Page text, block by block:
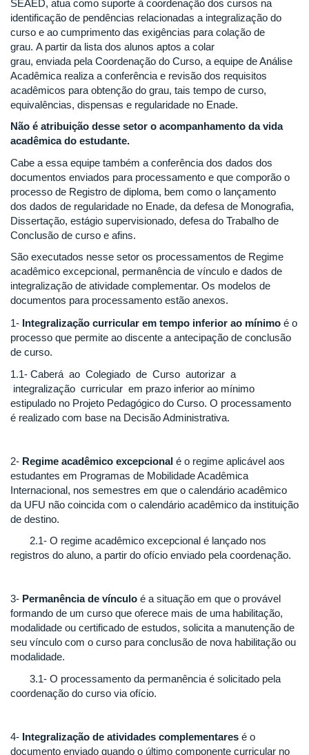
SEAED, atua como suporte à coordenação dos cursos na
identificação de pendências relacionadas a integralização do
curso e ao cumprimento das exigências para colação de
grau. A partir da lista dos alunos aptos a colar
grau, enviada pela Coordenação do Curso, a equipe de Análise
Acadêmica realiza a conferência e revisão dos requisitos
acadêmicos para obtenção do grau, tais tempo de curso,
equivalências, dispensas e regularidade no Enade.
Não é atribuição desse setor o acompanhamento da vida
acadêmica do estudante.
Cabe a essa equipe também a conferência dos dados dos
documentos enviados para processamento e que comporão o
processo de Registro de diploma, bem como o lançamento
dos dados de regularidade no Enade, da defesa de Monografia,
Dissertação, estágio supervisionado, defesa do Trabalho de
Conclusão de curso e afins.
São executados nesse setor os processamentos de Regime
acadêmico excepcional, permanência de vínculo e dados de
integralização de atividade complementar. Os modelos de
documentos para processamento estão anexos.
1- Integralização curricular em tempo inferior ao mínimo é o
processo que permite ao discente a antecipação de conclusão
de curso.
1.1- Caberá ao Colegiado de Curso autorizar a
integralização curricular em prazo inferior ao mínimo
estipulado no Projeto Pedagógico do Curso. O processamento
é realizado com base na Decisão Administrativa.
2- Regime acadêmico excepcional é o regime aplicável aos
estudantes em Programas de Mobilidade Acadêmica
Internacional, nos semestres em que o calendário acadêmico
da UFU não coincida com o calendário acadêmico da instituição
de destino.
2.1- O regime acadêmico excepcional é lançado nos
registros do aluno, a partir do ofício enviado pela coordenação.
3- Permanência de vínculo é a situação em que o provável
formando de um curso que oferece mais de uma habilitação,
modalidade ou certificado de estudos, solicita a manutenção de
seu vínculo com o curso para conclusão de nova habilitação ou
modalidade.
3.1- O processamento da permanência é solicitado pela
coordenação do curso via ofício.
4- Integralização de atividades complementares é o
documento enviado quando o último componente curricular no